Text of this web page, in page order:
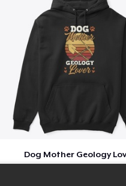
Dog Mother Geology